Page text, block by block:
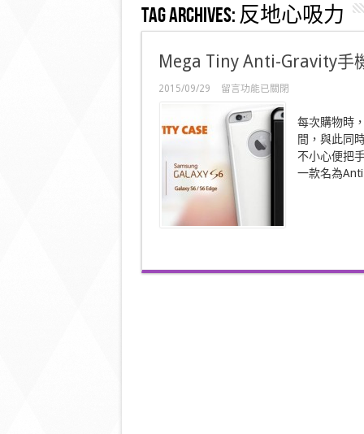
Tag Archives:反地心吸力
Mega Tiny Anti-Gravity手
2015/09/29
在
Tiny
Anti-
Gravity
機
殼
哪
力？〉
留言功能已關閉
每次購物時
間，與此同
不小心便把
一款名為